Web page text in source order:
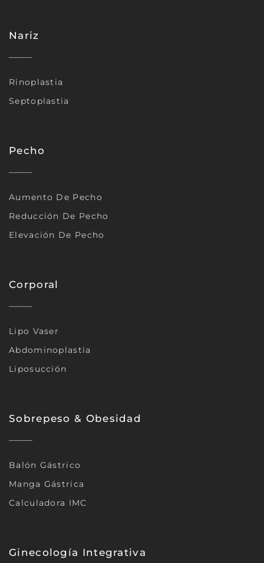
Nariz
Rinoplastia
Septoplastia
Pecho
Aumento De Pecho
Reducción De Pecho
Elevación De Pecho
Corporal
Lipo Vaser
Abdominoplastia
Liposucción
Sobrepeso & Obesidad
Balón Gástrico
Manga Gástrica
Calculadora IMC
Ginecología Integrativa